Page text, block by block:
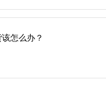
怎么办？